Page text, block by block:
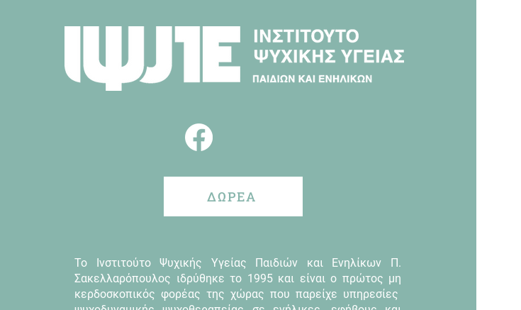
ΔΩΡΕΑ
Το Ινστιτούτο Ψυχικής Υγείας Παιδιών και Ενηλίκων Π.
Σακελλαρόπουλος ιδρύθηκε το 1995 και είναι ο πρώτος μη
κερδοσκοπικός φορέας της χώρας που παρείχε υπηρεσίες